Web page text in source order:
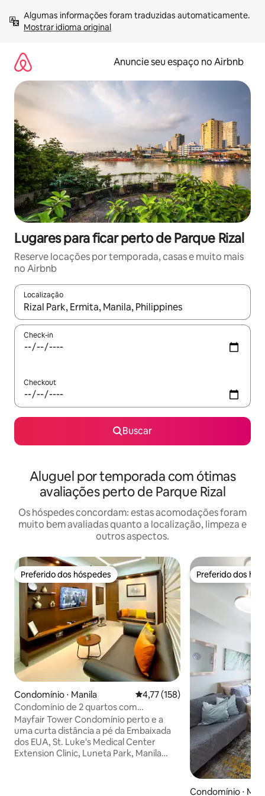
para
Mostrar idioma original
Anuncie seu espaço no Airbnb
Lugares para ficar perto de Parque Rizal
Reserve locações por temporada, casas e muito mais
no Airbnb
Localização
Quando os resultados estiverem disponíveis, explore-os
Check-in
Checkout
Buscar
Aluguel por temporada com ótimas
avaliações perto de Parque Rizal
Os hóspedes concordam: estas acomodações foram
muito bem avaliadas quanto a localização, limpeza e
outros aspectos.
Preferido dos hóspedes
Preferido dos hóspedes
Condomínio ⋅ Manila 4,77 de uma avaliação média de
4,77 (158)
Condomínio de 2 quartos com
estacionamento em Manila perto da
Embaixada dos EUA
Mayfair Tower Condomínio perto e a
uma curta distância a pé da Embaixada
dos EUA, St. Luke's Medical Center
Extension Clinic, Luneta Park, Manila
Preferido dos
Preferido dos
Condomínio ⋅